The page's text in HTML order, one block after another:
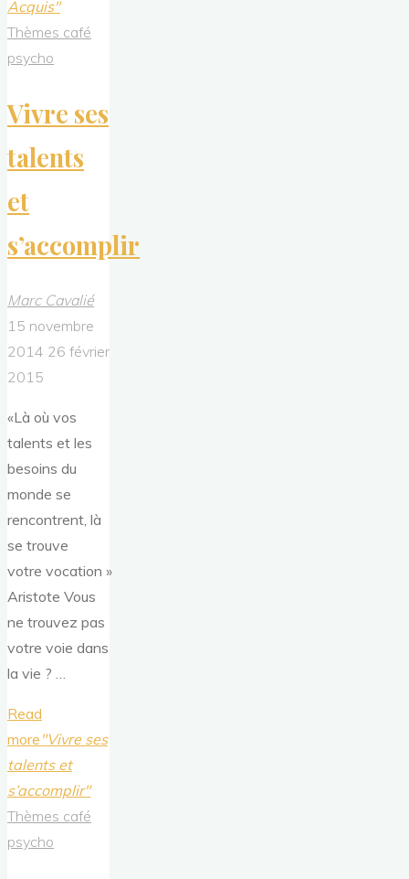
Acquis"
Thèmes café
psycho
Vivre ses
talents
et
s’accomplir
Marc Cavalié
15 novembre
2014 26 février
2015
«Là où vos
talents et les
besoins du
monde se
rencontrent, là
se trouve
votre vocation »
Aristote Vous
ne trouvez pas
votre voie dans
la vie ? …
Read
more "Vivre ses
talents et
s’accomplir"
Thèmes café
psycho